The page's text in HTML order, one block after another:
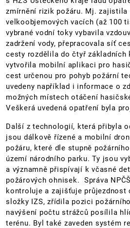
zmírnění rizik požáru. Mj. zajistila
velkoobjemových vacích (až 100
vybrané vodní toky vybavila
zadržení vody, přepracovala síť
cesty rozdělila do čtyř základních
vytvořila mobilní aplikaci pro
cest určenou pro pohyb požární
uvedeny například i informace o
možných místech otáčení
Veškerá uvedená opatření byla
Další z technologií, která přibyla
jsou dálkově řízené a mobilní
požáru, které dle stupně
území národního parku. Ty jsou
a významně přispívají k včasné
požárových ohnisek. Správa
kontroluje a zajišťuje průjezdnost
složky IZS, zřídila pozici
navýšení počtu strážců posílila
terénu. Byl také zaveden systém